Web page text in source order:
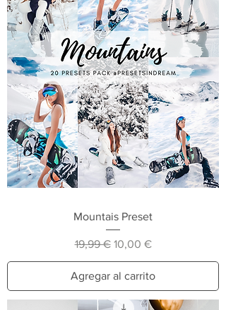
Mountais Preset
Precio
19,99 € Precio de oferta
10,00 €
Agregar al carrito